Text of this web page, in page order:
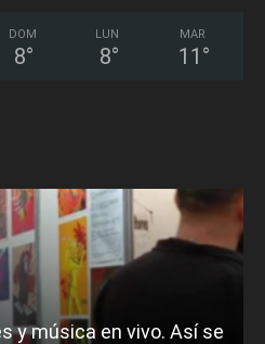
DOM
8°
LUN
8°
MAR
11 °
y música en vivo. Así se